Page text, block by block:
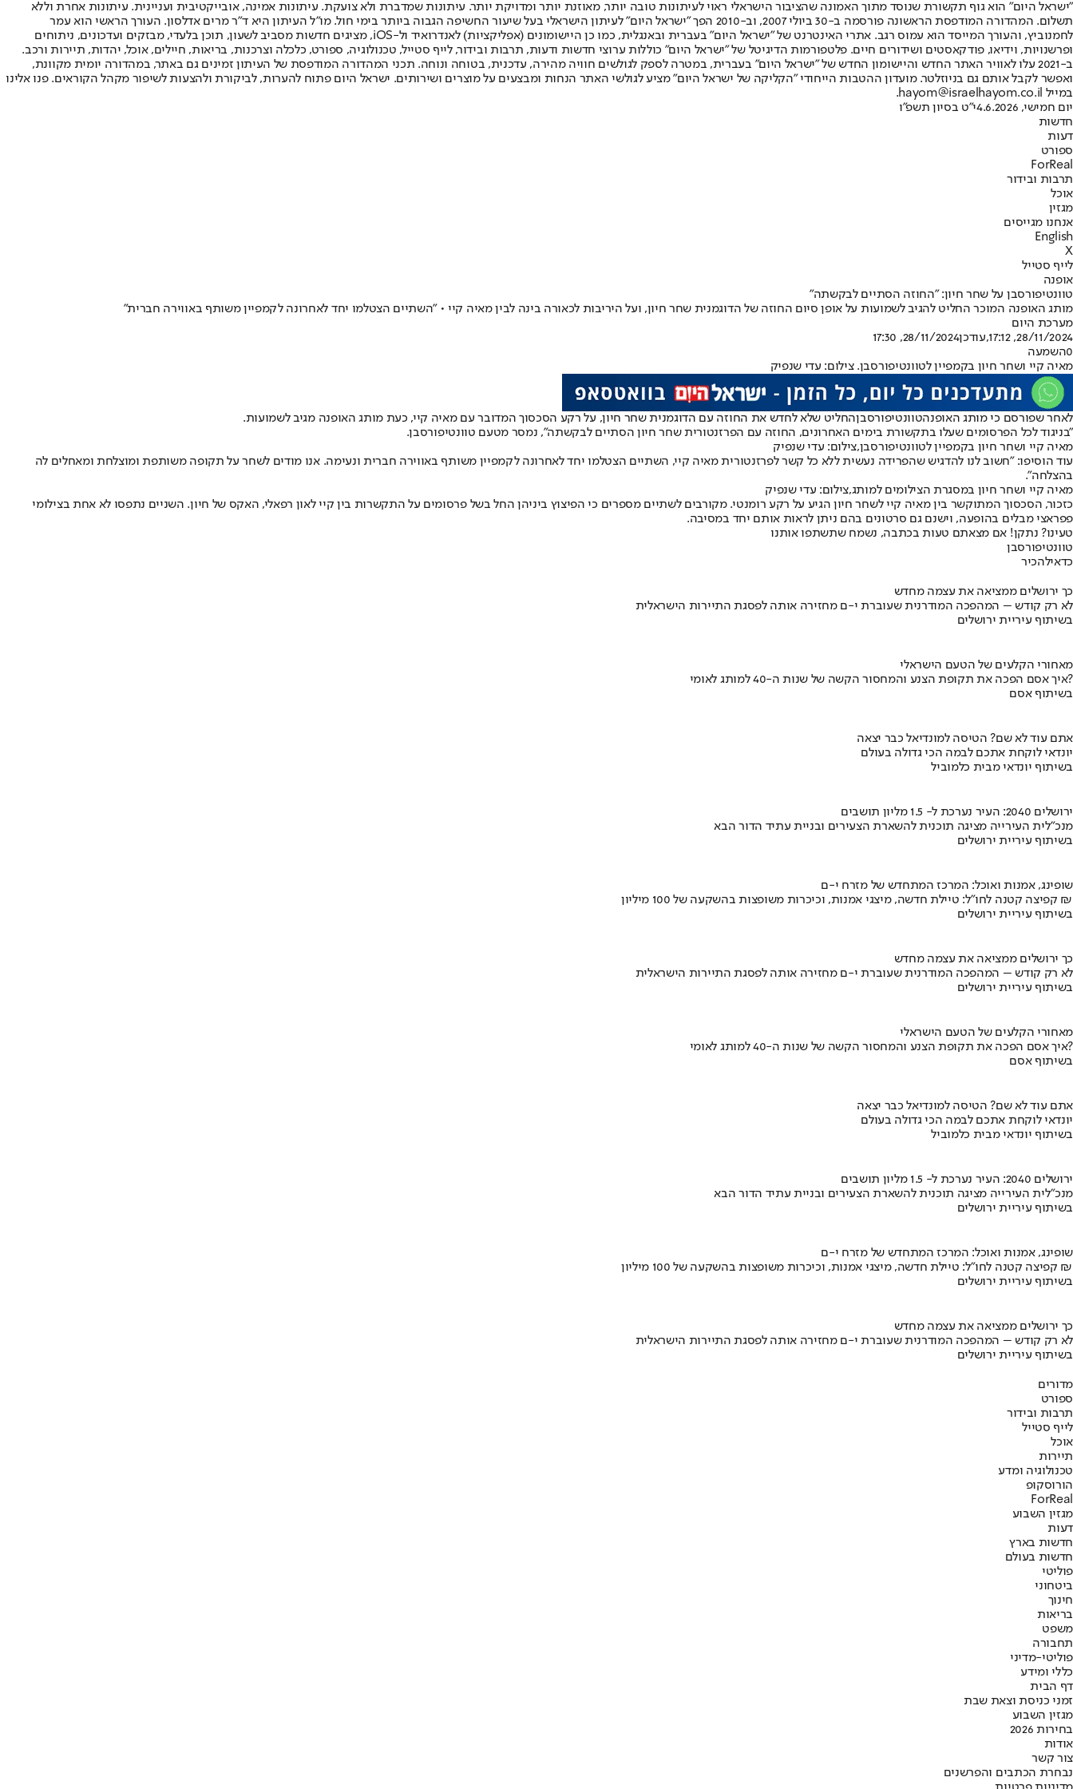
"ישראל היום" הוא גוף תקשורת שנוסד מתוך האמונה שהציבור הישראלי ראוי לעיתונות טובה יותר, מאוזנת יותר ומדויקת יותר. עיתונות שמדברת ולא צועקת. עיתונות אמינה, אובייקטיבית ועניינית. עיתונות אחרת וללא
תשלום. המהדורה המודפסת הראשונה פורסמה ב-30 ביולי 2007, וב-2010 הפך "ישראל היום" לעיתון הישראלי בעל שיעור החשיפה הגבוה ביותר בימי חול. מו"ל העיתון היא ד"ר מרים אדלסון. העורך הראשי הוא עמר
לחמנוביץ, והעורך המייסד הוא עמוס רגב. אתרי האינטרנט של "ישראל היום" בעברית ובאנגלית, כמו כן היישומונים (אפליקציות) לאנדרואיד ול-iOS, מציגים חדשות מסביב לשעון, תוכן בלעדי, מבזקים ועדכונים, ניתוחים
ופרשנויות, וידיאו, פודקאסטים ושידורים חיים. פלטפורמות הדיגיטל של "ישראל היום" כוללות ערוצי חדשות ודעות, תרבות ובידור, לייף סטייל, טכנולוגיה, ספורט, כלכלה וצרכנות, בריאות, חיילים, אוכל, יהדות, תיירות ורכב.
ב-2021 עלו לאוויר האתר החדש והיישומון החדש של "ישראל היום" בעברית, במטרה לספק לגולשים חוויה מהירה, עדכנית, בטוחה ונוחה. תכני המהדורה המודפסת של העיתון זמינים גם באתר, במהדורה יומית מקוונת,
ואפשר לקבל אותם גם בניוזלטר. מועדון ההטבות הייחודי "הקליקה של ישראל היום" מציע לגולשי האתר הנחות ומבצעים על מוצרים ושירותים. ישראל היום פתוח להערות, לביקורת ולהצעות לשיפור מקהל הקוראים. פנו אלינו
במייל hayom@israelhayom.co.il.
יום חמישי, 4.6.2026
י"ט בסיון תשפ"ו
חדשות
דעות
ספורט
ForReal
תרבות ובידור
אוכל
מגזין
אנחנו מגייסים
English
X
לייף סטייל
אופנה
טוונטיפורסבן על שחר חיון: "החוזה הסתיים לבקשתה"
מותג האופנה המוכר החליט להגיב לשמועות על אופן סיום החוזה של הדוגמנית שחר חיון, ועל היריבות לכאורה בינה לבין מאיה קיי • "השתיים הצטלמו יחד לאחרונה לקמפיין משותף באווירה חברית"
מערכת היום
28/11/2024, 17:12
,עודכן28/11/2024, 17:30
0השמעה
מאיה קיי ושחר חיון בקמפיין לטוונטיפורסבן. צילום: עדי שנפיק
לאחר שפורסם כי מותג האופנהטוונטיפורסבןהחליט שלא לחדש את החוזה עם הדוגמנית שחר חיון, על רקע הסכסוך המדובר עם מאיה קיי, כעת מותג האופנה מגיב לשמועות.
"בניגוד לכל הפרסומים שעלו בתקשורת בימים האחרונים, החוזה עם הפרזנטורית שחר חיון הסתיים לבקשתה", נמסר מטעם טוונטיפורסבן.
מאיה קיי ושחר חיון בקמפיין לטוונטיפורסבן,צילום: עדי שנפיק
עוד הוסיפו: "חשוב לנו להדגיש שהפרידה נעשית ללא כל קשר לפרזנטורית מאיה קיי, השתיים הצטלמו יחד לאחרונה לקמפיין משותף באווירה חברית ונעימה. אנו מודים לשחר על תקופה משותפת ומוצלחת ומאחלים לה
בהצלחה".
מאיה קיי ושחר חיון במסגרת הצילומים למותג,צילום: עדי שנפיק
כזכור, הסכסוך המתוקשר בין מאיה קיי לשחר חיון הגיע על רקע רומנטי. מקורבים לשתיים מספרים כי הפיצוץ ביניהן החל בשל פרסומים על התקשרות בין קיי לאון רפאלי, האקס של חיון. השניים נתפסו לא אחת בצילומי
פפראצי מבלים בהופעה, וישנם גם סרטונים בהם ניתן לראות אותם יחד במסיבה.
טעינו? נתקן! אם מצאתם טעות בכתבה, נשמח שתשתפו אותנו
טוונטיפורסבן
כדאילהכיר
כך ירושלים ממציאה את עצמה מחדש
לא רק קודש – המהפכה המודרנית שעוברת י-ם מחזירה אותה לפסגת התיירות הישראלית
בשיתוף עיריית ירושלים
מאחורי הקלעים של הטעם הישראלי
איך אסם הפכה את תקופת הצנע והמחסור הקשה של שנות ה-40 למותג לאומי?
בשיתוף אסם
אתם עוד לא שם? הטיסה למונדיאל כבר יצאה
יונדאי לוקחת אתכם לבמה הכי גדולה בעולם
בשיתוף יונדאי מבית כלמוביל
ירושלים 2040: העיר נערכת ל- 1.5 מליון תושבים
מנכ"לית העירייה מציגה תוכנית להשארת הצעירים ובניית עתיד הדור הבא
בשיתוף עיריית ירושלים
שופינג, אמנות ואוכל: המרכז המתחדש של מזרח י-ם
קפיצה קטנה לחו"ל: טיילת חדשה, מיצגי אמנות, וכיכרות משופצות בהשקעה של 100 מיליון ₪
בשיתוף עיריית ירושלים
כך ירושלים ממציאה את עצמה מחדש
לא רק קודש – המהפכה המודרנית שעוברת י-ם מחזירה אותה לפסגת התיירות הישראלית
בשיתוף עיריית ירושלים
מאחורי הקלעים של הטעם הישראלי
איך אסם הפכה את תקופת הצנע והמחסור הקשה של שנות ה-40 למותג לאומי?
בשיתוף אסם
אתם עוד לא שם? הטיסה למונדיאל כבר יצאה
יונדאי לוקחת אתכם לבמה הכי גדולה בעולם
בשיתוף יונדאי מבית כלמוביל
ירושלים 2040: העיר נערכת ל- 1.5 מליון תושבים
מנכ"לית העירייה מציגה תוכנית להשארת הצעירים ובניית עתיד הדור הבא
בשיתוף עיריית ירושלים
שופינג, אמנות ואוכל: המרכז המתחדש של מזרח י-ם
קפיצה קטנה לחו"ל: טיילת חדשה, מיצגי אמנות, וכיכרות משופצות בהשקעה של 100 מיליון ₪
בשיתוף עיריית ירושלים
כך ירושלים ממציאה את עצמה מחדש
לא רק קודש – המהפכה המודרנית שעוברת י-ם מחזירה אותה לפסגת התיירות הישראלית
בשיתוף עיריית ירושלים
מדורים
ספורט
תרבות ובידור
לייף סטייל
אוכל
תיירות
טכנולוגיה ומדע
הורוסקופ
ForReal
מגזין השבוע
דעות
חדשות בארץ
חדשות בעולם
פוליטי
ביטחוני
חינוך
בריאות
משפט
תחבורה
פוליטי-מדיני
כללי ומידע
דף הבית
זמני כניסת וצאת שבת
מגזין השבוע
בחירות 2026
אודות
צור קשר
נבחרת הכתבים והפרשנים